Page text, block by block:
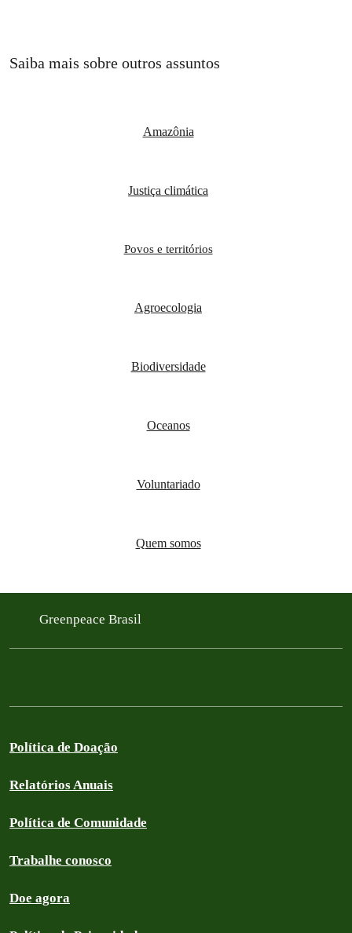
Saiba mais sobre outros assuntos
Amazônia
Justiça climática
Povos e territórios
Agroecologia
Biodiversidade
Oceanos
Voluntariado
Quem somos
Greenpeace Brasil
Política de Doação
Relatórios Anuais
Política de Comunidade
Trabalhe conosco
Doe agora